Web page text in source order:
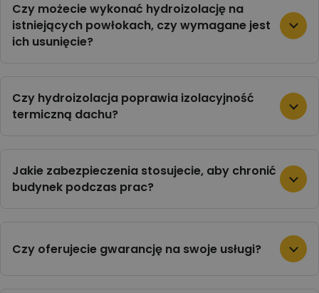
Czy możecie wykonać hydroizolację na
istniejących powłokach, czy wymagane jest
ich usunięcie?
Czy hydroizolacja poprawia izolacyjność
termiczną dachu?
Jakie zabezpieczenia stosujecie, aby chronić
budynek podczas prac?
Czy oferujecie gwarancję na swoje usługi?